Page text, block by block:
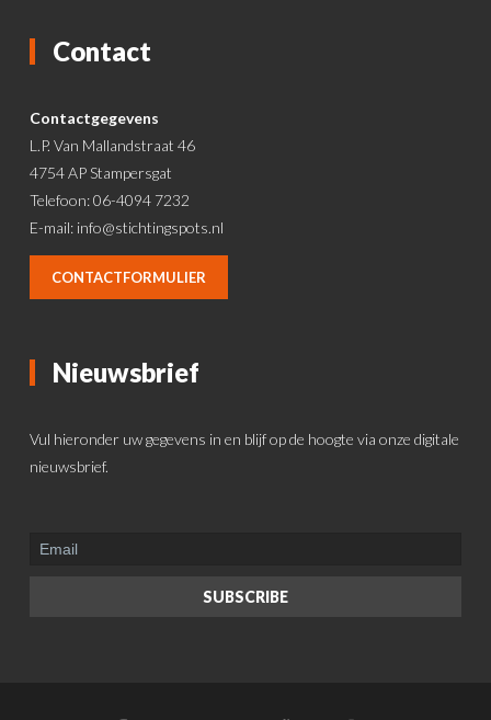
Contact
Contactgegevens
L.P. Van Mallandstraat 46
4754 AP Stampersgat
Telefoon: 06-4094 7232
E-mail: info@stichtingspots.nl
CONTACTFORMULIER
Nieuwsbrief
Vul hieronder uw gegevens in en blijf op de hoogte via onze digitale
nieuwsbrief.